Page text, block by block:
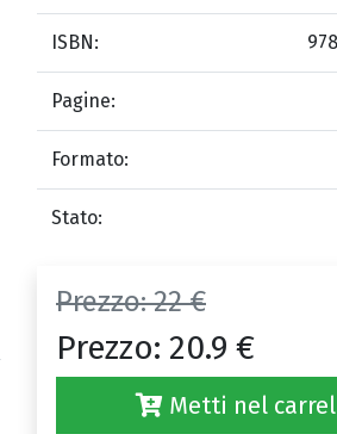
ISBN:
Pagine:
Formato:
Stato:
Prezzo:22 €
Prezzo: 20.9 €
Metti nel